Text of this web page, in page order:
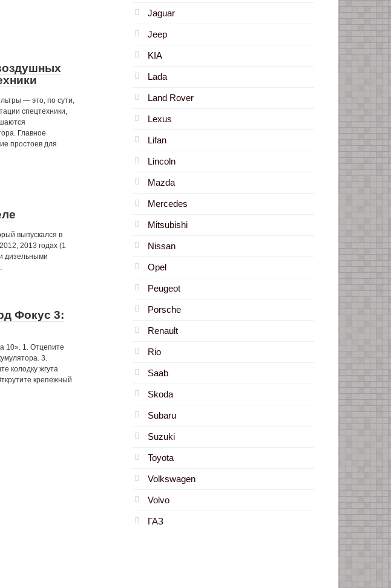
— это, по сути,
спецтехники,
Главное
простоев для
выпускался в
2013 годах (1
дизельными
Фокус 3:
10». 1. Отцепите
3.
колодку жгута
крепежный
Jaguar
Jeep
KIA
Lada
Land Rover
Lexus
Lifan
Lincoln
Mazda
Mercedes
Mitsubishi
Nissan
Opel
Peugeot
Porsche
Renault
Rio
Saab
Skoda
Subaru
Suzuki
Toyota
Volkswagen
Volvo
ГАЗ